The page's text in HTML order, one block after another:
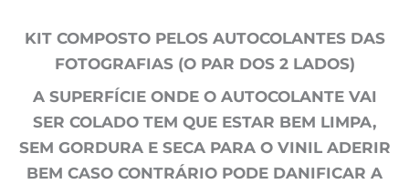
KIT COMPOSTO PELOS AUTOCOLANTES DAS
FOTOGRAFIAS (O PAR DOS 2 LADOS)
A SUPERFÍCIE ONDE O AUTOCOLANTE VAI
SER COLADO TEM QUE ESTAR BEM LIMPA,
SEM GORDURA E SECA PARA O VINIL ADERIR
BEM CASO CONTRÁRIO PODE DANIFICAR A